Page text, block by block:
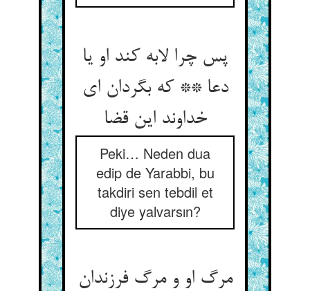
پس چرا لابه کند او یا
دعا ** که بگردان ای
خداوند این قضا
Peki… Neden dua
edip de Yarabbi, bu
takdiri sen tebdil et
diye yalvarsın?
مرگ او و مرگ فرزندان